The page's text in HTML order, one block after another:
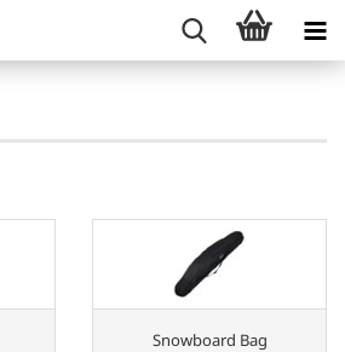
Snowboard Bag